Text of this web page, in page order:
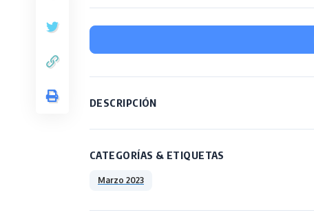
DESCRIPCIÓN
CATEGORÍAS & ETIQUETAS
Marzo 2023